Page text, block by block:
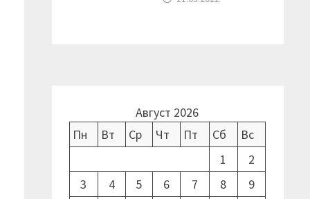
Август 2026
Пн
Вт Ср Чт Пт Сб
Вс
1
2
3
4 5 6 7 8
9